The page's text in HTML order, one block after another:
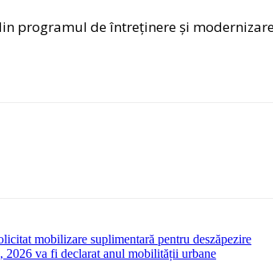
programul de întreținere și
mobilizare suplimentară pentru deszăpezire
va fi declarat anul mobilității urbane